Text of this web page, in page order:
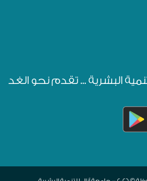
البشرية ... تقدم نحو الغد